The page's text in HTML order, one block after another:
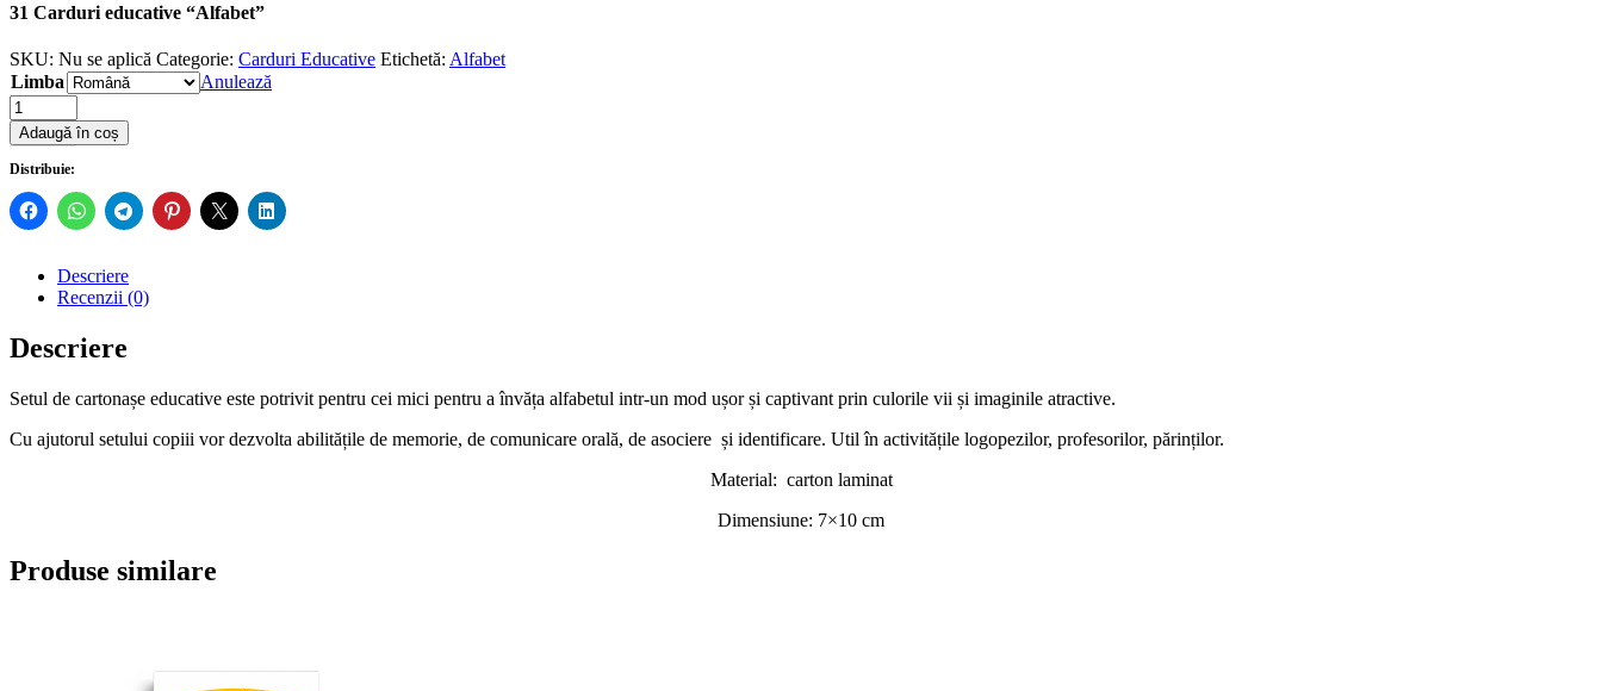
31 Carduri educative “Alfabet”
SKU: Nu se aplică Categorie: Carduri Educative Etichetă: Alfabet
Limba
Anulează
Quantity
Adaugă în coș
Distribuie:
Descriere
Recenzii (0)
Descriere
Setul de cartonașe educative este potrivit pentru cei mici pentru a învăța alfabetul intr-un mod ușor și captivant prin culorile vii și imaginile atractive.
Cu ajutorul setului copiii vor dezvolta abilitățile de memorie, de comunicare orală, de asociere și identificare. Util în activitățile logopezilor, profesorilor, părinților.
Material: carton laminat
Dimensiune: 7×10 cm
Produse similare